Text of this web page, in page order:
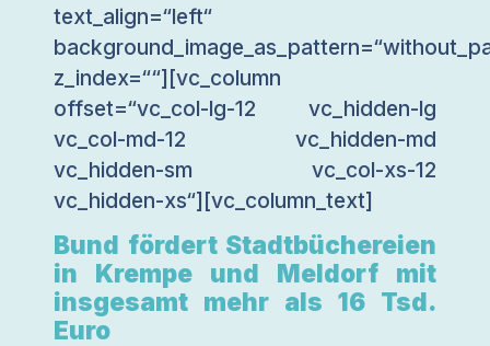
text_align=“left“
z_index=““][vc_column
offset=“vc_col-lg-12 vc_hidden-lg
vc_col-md-12 vc_hidden-md
vc_hidden-sm vc_col-xs-12
vc_hidden-xs“][vc_column_text]
Bund fördert Stadtbüchereien
in Krempe und Meldorf mit
insgesamt mehr als 16 Tsd.
Euro